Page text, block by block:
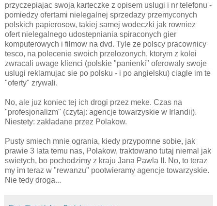
przyczepiajac swoja karteczke z opisem uslugi i nr telefonu -
pomiedzy ofertami nielegalnej sprzedazy przemyconych
polskich papierosow, takiej samej wodeczki jak rowniez
ofert nielegalnego udostepniania spiraconych gier
komputerowych i filmow na dvd. Tyle ze polscy pracownicy
tesco, na polecenie swoich przelozonych, ktorym z kolei
zwracali uwage klienci (polskie "panienki" oferowaly swoje
uslugi reklamujac sie po polsku - i po angielsku) ciagle im te
"oferty" zrywali.
No, ale juz koniec tej ich drogi przez meke. Czas na
"profesjonalizm" (czytaj: agencje towarzyskie w Irlandii).
Niestety: zakladane przez Polakow.
Pusty smiech mnie ogrania, kiedy przypomne sobie, jak
prawie 3 lata temu nas, Polakow, traktowano tutaj niemal jak
swietych, bo pochodzimy z kraju Jana Pawla II. No, to teraz
my im teraz w "rewanzu" pootwieramy agencje towarzyskie.
Nie tedy droga...